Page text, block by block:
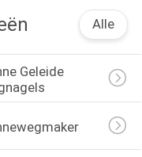
Alle
Geleide